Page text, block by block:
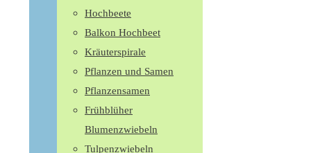
Hochbeete
Balkon Hochbeet
Kräuterspirale
Pflanzen und Samen
Pflanzensamen
Frühblüher
Blumenzwiebeln
Tulpenzwiebeln